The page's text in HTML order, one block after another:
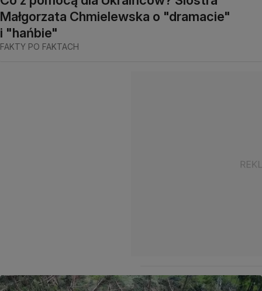
Małgorzata Chmielewska o "dramacie"
i "hańbie"
FAKTY PO FAKTACH